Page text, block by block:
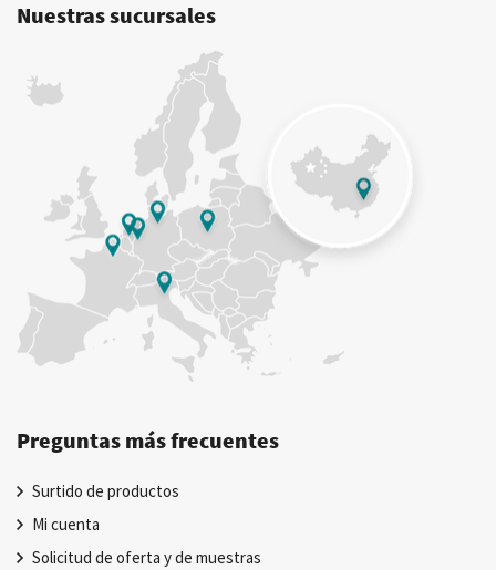
Nuestras sucursales
Preguntas más frecuentes
Surtido de productos
Mi cuenta
Solicitud de oferta y de muestras